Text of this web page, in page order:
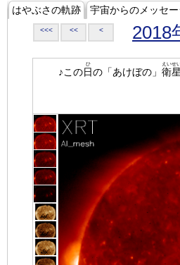
はやぶさの軌跡 宇宙からのメッセー
<<< << < 2018
♪この日
ひ
の「あけぼの」 衛星
えいせ